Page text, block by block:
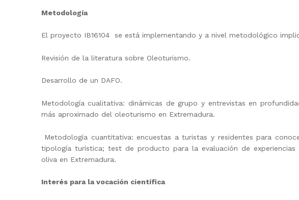
Metodología
El proyecto IB16104 se está implementando y a nivel metodológico
Revisión de la literatura sobre Oleoturismo.
Desarrollo de un DAFO.
Metodología cualitativa: dinámicas de grupo y entrevistas en
más aproximado del oleoturismo en Extremadura.
Metodología cuantitativa: encuestas a turistas y residentes para
tipología turística; test de producto para la evaluación de
oliva en Extremadura.
Interés para la vocación científica